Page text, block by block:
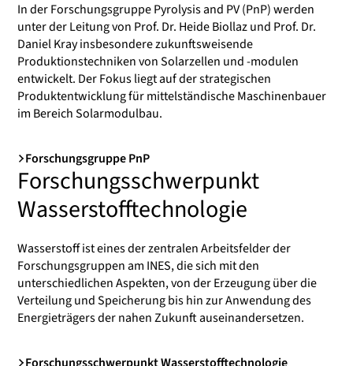
In der Forschungsgruppe Pyrolysis and PV (PnP) werden
unter der Leitung von Prof. Dr. Heide Biollaz und Prof. Dr.
Daniel Kray insbesondere zukunftsweisende
Produktionstechniken von Solarzellen und -modulen
entwickelt. Der Fokus liegt auf der strategischen
Produktentwicklung für mittelständische Maschinenbauer
im Bereich Solarmodulbau.
Forschungsgruppe PnP
Forschungsschwerpunkt
Wasserstofftechnologie
Wasserstoff ist eines der zentralen Arbeitsfelder der
Forschungsgruppen am INES, die sich mit den
unterschiedlichen Aspekten, von der Erzeugung über die
Verteilung und Speicherung bis hin zur Anwendung des
Energieträgers der nahen Zukunft auseinandersetzen.